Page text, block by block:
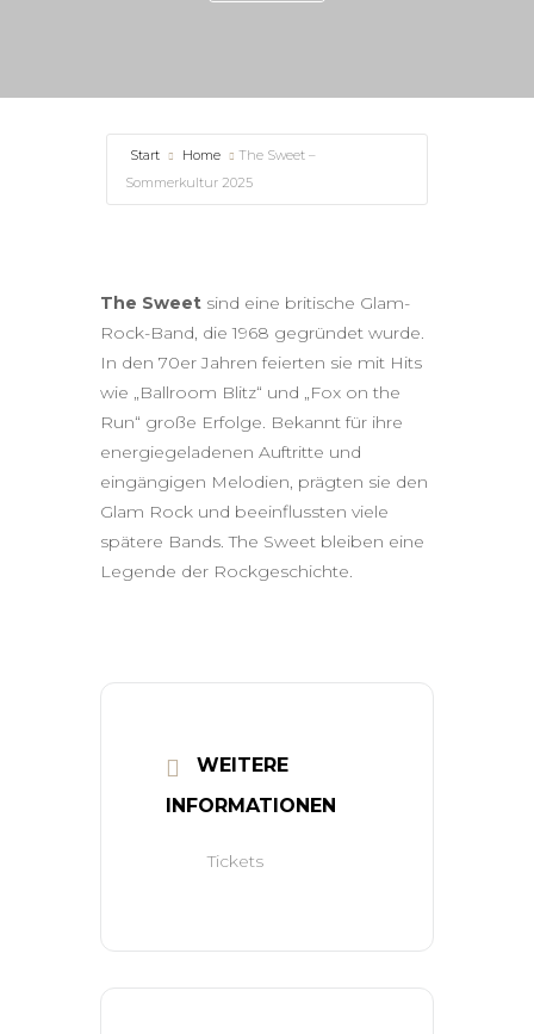
Start Home
The Sweet –
Sommerkultur 2025
The Sweet sind eine britische Glam-
Rock-Band, die 1968 gegründet wurde.
In den 70er Jahren feierten sie mit Hits
wie „Ballroom Blitz“ und „Fox on the
Run“ große Erfolge. Bekannt für ihre
energiegeladenen Auftritte und
eingängigen Melodien, prägten sie den
Glam Rock und beeinflussten viele
spätere Bands. The Sweet bleiben eine
Legende der Rockgeschichte.
WEITERE
INFORMATIONEN
Tickets